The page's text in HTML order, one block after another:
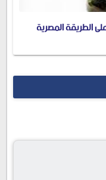
الطريقة المصرية